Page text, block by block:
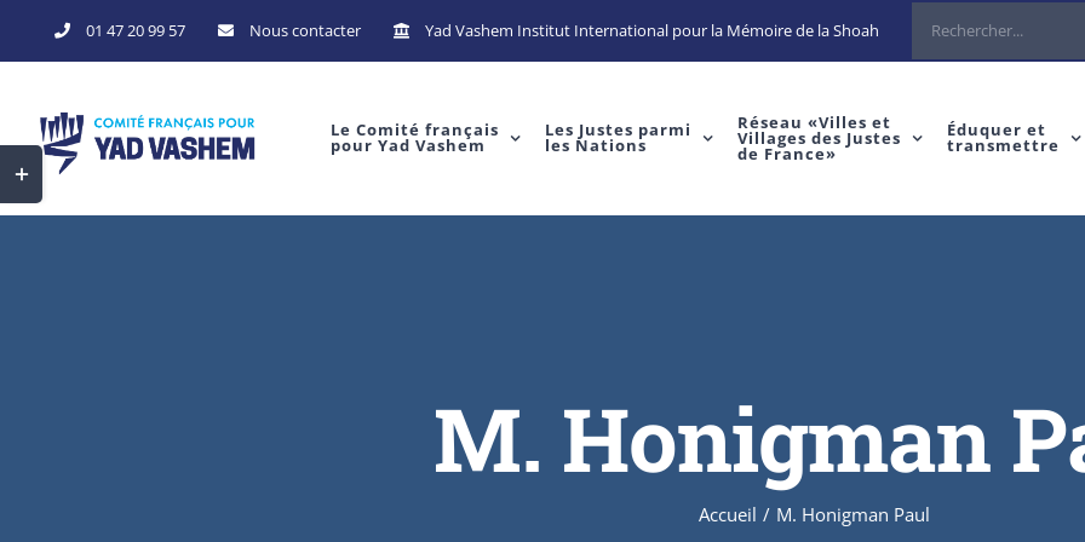
to
01 47 20 99 57 Nous contacter Yad Vashem Institut International pour la Mémoire de la Shoah Rechercher
Le Comité français
pour Yad Vashem
Les Justes parmi
les Nations
Réseau «Villes et
Villages des Justes
de France»
Éduquer et
transmettre
M. Honigman
Accueil / M. Honigman Paul
Toggle
Sliding